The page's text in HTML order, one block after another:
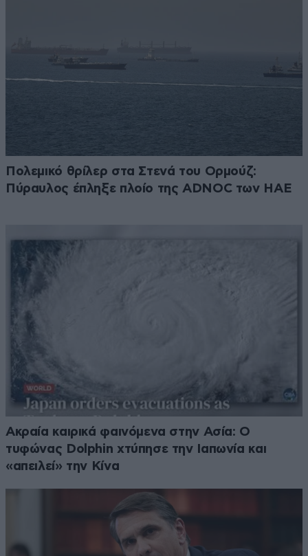
Πολεμικό θρίλερ στα Στενά του Ορμούζ:
Πύραυλος έπληξε πλοίο της ADNOC των ΗΑΕ
Ακραία καιρικά φαινόμενα στην Ασία: Ο
τυφώνας Dolphin χτύπησε την Ιαπωνία και
«απειλεί» την Κίνα